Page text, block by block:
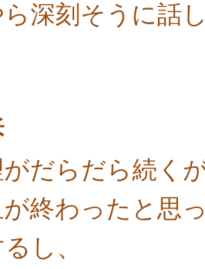
深刻そうに話
だらだら続く
が終わったと思
し、